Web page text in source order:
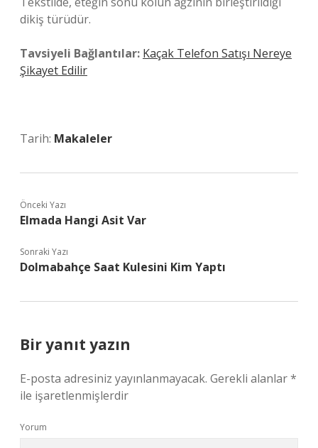
dikiş türüdür.
Tavsiyeli Bağlantılar: Kaçak Telefon Satışı Nereye
Şikayet Edilir
Tarih: Makaleler
Önceki Yazı
Elmada Hangi Asit Var
Sonraki Yazı
Dolmabahçe Saat Kulesini Kim Yaptı
Bir yanıt yazın
E-posta adresiniz yayınlanmayacak. Gerekli alanlar*
ile işaretlenmişlerdir
Yorum